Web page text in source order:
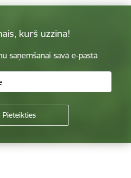
kurš uzzina!
saņemšanai savā e-pastā